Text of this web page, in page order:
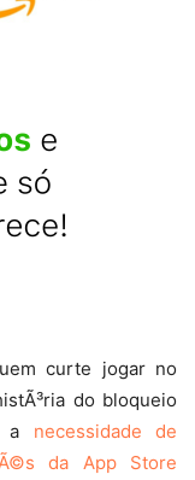
curte jogar no
do bloqueio
a necessidade de
da App Store